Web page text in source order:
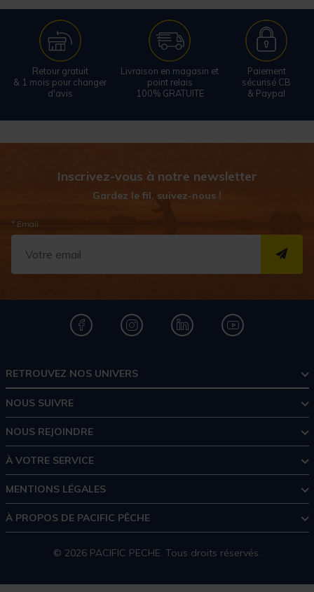
Retour gratuit
& 1 mois pour changer
d'avis
Livraison en magasin et
point relais
100% GRATUITE
Paiement
sécurisé CB
& Paypal
Inscrivez-vous à notre newsletter
Gardez le fil, suivez-nous !
* Email
RETROUVEZ NOS UNIVERS
NOUS SUIVRE
NOUS REJOINDRE
À VOTRE SERVICE
MENTIONS LÉGALES
À PROPOS DE PACIFIC PÊCHE
© 2026 PACIFIC PECHE. Tous droits réservés.